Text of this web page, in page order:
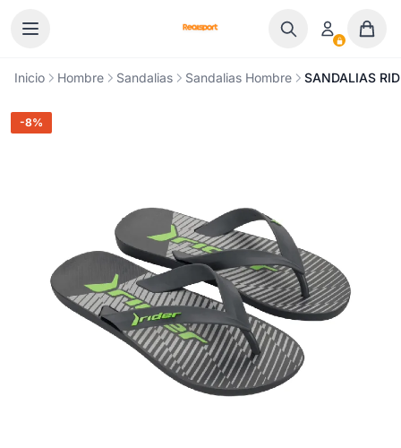
Inicio Hombre Sandalias Sandalias Hombre SANDALIAS
-8%